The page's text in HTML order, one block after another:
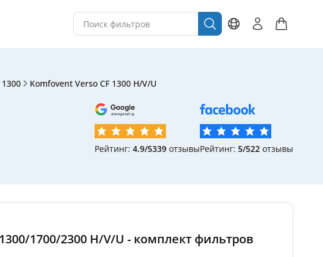
Komfovent Verso CF 1300 H/V/U
Рейтинг: 4.9/5339 отзывыРейтинг: 5/522 отзывы
1700/2300 H/V/U - комплект фильтров